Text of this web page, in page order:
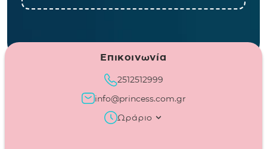
Επικοινωνία
2512512999
info@princess.com.gr
Ωράριο